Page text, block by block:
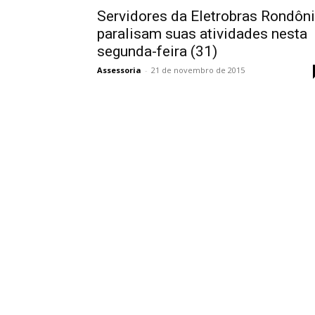
Servidores da Eletrobras
paralisam suas atividades nesta
segunda-feira (31)
Assessoria - 21 de novembro de 2015